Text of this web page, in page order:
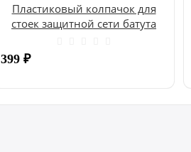
Пластиковый колпачок для
стоек защитной сети батута
399 ₽